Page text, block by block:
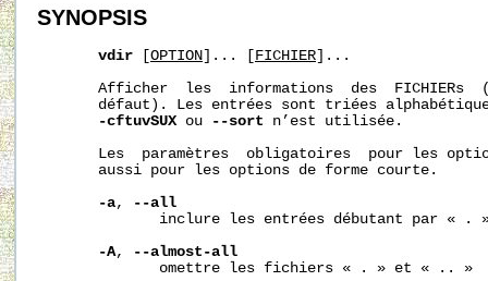
SYNOPSIS
vdir OPTION ]... [ FICHIER ]...
Afficher  les  informations  des  FICHIERs
défaut). Les entrées sont triées
-cftuvSUX ou --sort n’est utilisée.
Les  paramètres  obligatoires  pour les
       aussi pour les options de forme courte.
-a,
--all
inclure les entrées débutant par « .
-A,
--almost-all
              omettre les fichiers « . » et « .. »